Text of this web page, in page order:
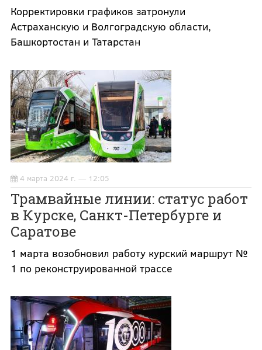
Корректировки графиков затронули
Астраханскую и Волгоградскую области,
Башкортостан и Татарстан
4 марта 2024 г. — 12:05
Трамвайные линии: статус работ
в Курске, Санкт-Петербурге и
Саратове
1 марта возобновил работу курский маршрут №
1 по реконструированной трассе